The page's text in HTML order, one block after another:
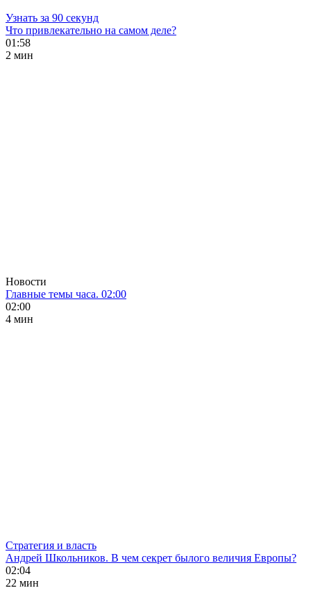
Узнать за 90 секунд
Что привлекательно на самом деле?
01:58
2 мин
Новости
Главные темы часа. 02:00
02:00
4 мин
Стратегия и власть
Андрей Школьников. В чем секрет былого величия Европы?
02:04
22 мин